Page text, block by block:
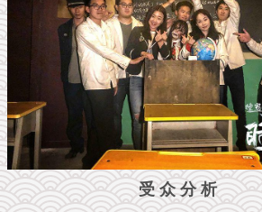
受 众 分 析